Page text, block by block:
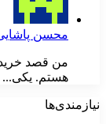
محسن
من قصد خرید
هستم. یکی...
نیازمندی‌ها